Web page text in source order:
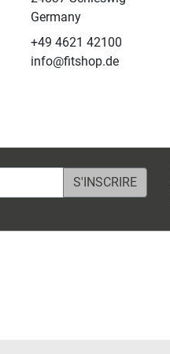
Germany
+49 4621 42100
info@fitshop.de